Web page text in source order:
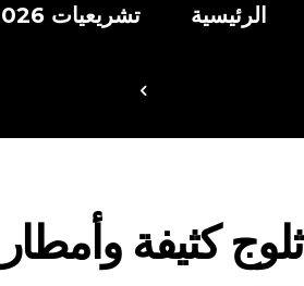
الرئيسية تشريعيات 2026
ثلوج كثيفة